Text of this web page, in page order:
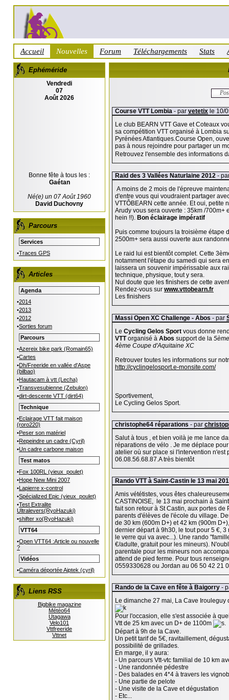
Accueil Nouvelles Forum Téléchargements Stats
Ephéméride
Vendredi
07
Août 2026
Bonne fête à tous les :
Gaétan
Né(e) un 07 Août 1960
David Duchovny
Parcours
Services
•Traces GPS
Articles
Agenda
•2014
•2013
•2012
•Sorties forum
Parcours
•Azereix bike park (Romain65)
•Cartes
•Dh/Freeride en vallée d'Aspe
(bilbao)
•Hautacam à vtt (Lecha)
•Transvesubienne (Zebulon)
•dirt-descente VTT (dirt64)
Technique
•Eclairage VTT fait maison
(roro220)
•Peser son matériel
•Repeindre un cadre (Cyril)
•Un cadre carbone maison
Test matos
•Fox 100RL (vieux_poulet)
•Hope New Mini 2007
•Lapierre x-control
•Spécialized Epic (vieux_poulet)
•Test Extralite
Ultralevers(RyoHazuki)
•shifter xo(RyoHazuki)
VTT64
•Open VTT64 :Article ou nouvelle
?
Vidéos
•Caméra déportée Aiptek (cyril)
Liens RSS
Bigbike magazine
Météo64
Utagawa
Velo101
Vttfreeride
Vttnet
Course VTT Lombia - par vetetix le 10/
Le club BEARN VTT Gave et Coteaux
sa compétition VTT organisé à Lombia
Pyrénées Atlantiques.Course Open,
pas à nous rejoindre pour partager un
Retrouvez l'ensemble des informations
Raid des 3 Vallées Naturlaine 2012 -
A moins de 2 mois de l'épreuve
d'entre vous qui voudraient partager
VTTÔBEARN cette année. Et oui, petite
Arudy vous sera ouverte : 35km /
hein !!). Bon éclairage impératif
Puis comme toujours la troisième étape
2500m+ sera aussi ouverte aux
Le raid lui est bientôt complet. Cette
notamment l'étape du samedi qui sera
laissera un souvenir impérissable aux
technique, physique, tout y sera.
Nul doute que les finishers de cette
Rendez-vous sur www.vttobearn.fr
Les finishers
Massi Open XC Challenge - Abos - par
Le Cycling Gelos Sport vous donne
VTTorganisé à Abos support de la
4ème Coupe d'Aquitaine XC
Retrouver toutes les informations sur
http://cyclingelosport.e-monsite.com/
Sportivement,
Le Cycling Gelos Sport.
christophe64 réparations - par
Salut à tous , et bien voilà je me lance
réparations de vélo . Je me déplace
atelier où sur place si l'intervention n'est
06.08.56.68.87.A très bientôt
Rando VTT à Saint-Castin le 13 mai
Amis vététistes, vous êtes
CASTINOISE, le 13 mai prochain à
fait son retour à St Castin, aux portes
parents d'élèves de l'école du village.
de 30 km (600m D+) et 42 km (900m
dernier départ à 9h30, le tout pour 5 €,
le verre qui va avec...). Une rando
€/adulte, gratuit pour les mineurs).
parentale pour les mineurs non
attend de pied ferme. Pour tous
0559330628 ou Jordan au 06 50 42 21
Rando de la Cave en fête à Baigorry -
Le dimanche 27 mai, La Cave
Pour l'occasion, elle s'est associée à
Vtt de 25 km avec un D+ de 1100m
.
Départ à 9h de la Cave.
Un petit tarif de 5€, ravitaillement,
possibilité de grillades.
En marge, il y aura:
- Un parcours Vtt-vtc familial de 10 km
- Une randonnée pédestre
- Des balades en 4*4 à travers les
- Une partie de pelote
- Une visite de la Cave et dégustation
- Etc...